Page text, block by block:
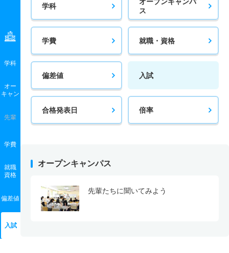
学科
オー
キャン
先輩
学費
就職
資格
偏差値
入試
学科
ス
学費 就職・資格
偏差値 入試
合格発表日 倍率
オープンキャンパス
先輩たちに聞いてみよう